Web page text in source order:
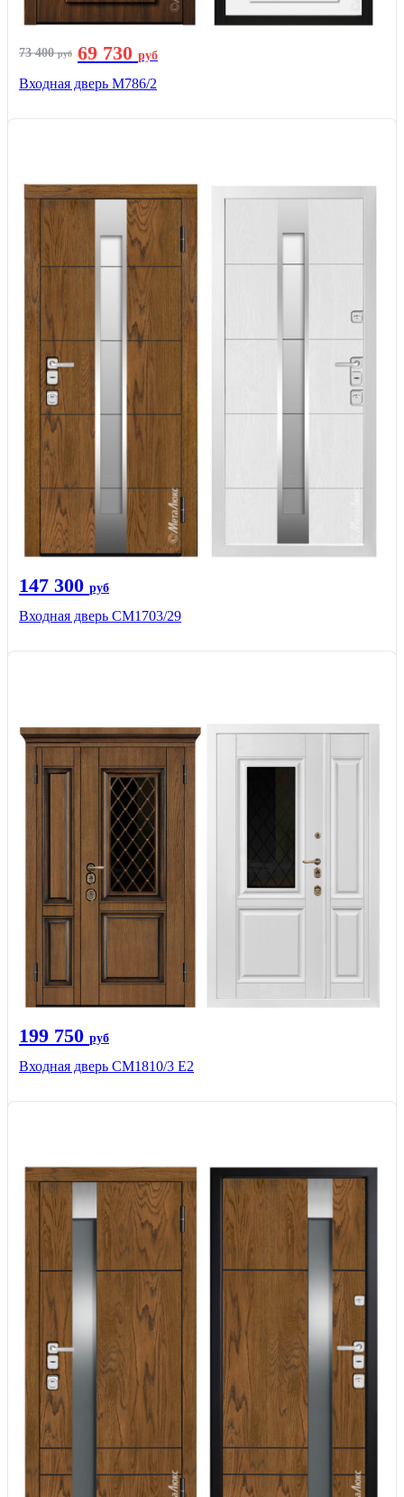
73 400руб 69 730 руб
Входная дверь М786/2
147 300 руб
Входная дверь СМ1703/29
199 750 руб
Входная дверь СМ1810/3 Е2